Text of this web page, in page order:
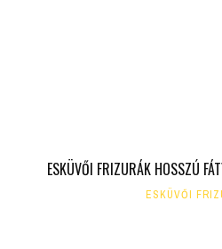
ESKÜVŐI FRIZURÁK HOSSZÚ
ESKÜVŐI